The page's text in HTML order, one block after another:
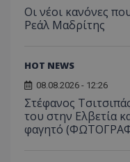
Οι νέοι κανόνες
Ρεάλ Μαδρίτης
HOT NEWS
08.08.2026 - 12:26
Στέφανος
του στην Ελβετία
φαγητό